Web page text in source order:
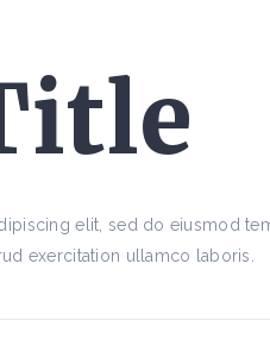
elit, sed do eiusmod
exercitation ullamco laboris.